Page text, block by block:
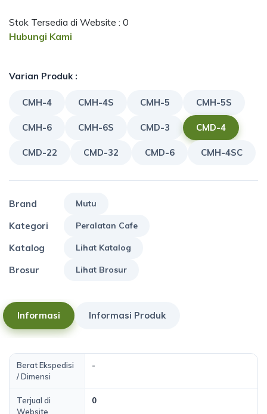
Stok Tersedia di Website : 0
Hubungi Kami
Varian Produk :
CMH-4 CMH-4S CMH-5 CMH-5S
CMH-6 CMH-6S CMD-3 CMD-4
CMD-22 CMD-32 CMD-6 CMH-4SC
Brand Mutu
Kategori Peralatan Cafe
Katalog Lihat Katalog
Brosur Lihat Brosur
Informasi Informasi Produk
Berat Ekspedisi
/ Dimensi
-
Terjual di
Website
0